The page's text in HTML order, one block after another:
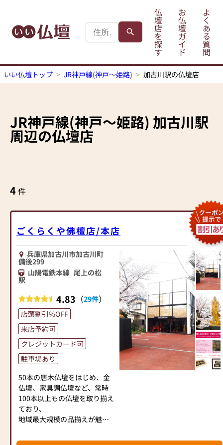
仏
壇
店
を
探
す
お
仏
壇
ガ
イ
ド
よ
く
あ
る
質
問
いい仏壇トップ JR神戸線(神戸～姫路) 加古川駅の仏壇店
JR神戸線(神戸～姫路) 加古川駅
周辺の仏壇店
4件
ごくらくや佛檀店/本店
兵庫県加古川市加古川町
備後299
山陽電鉄本線 尾上の松
駅
4.83 （29件）
店頭割引%OFF
来店予約可
クレジットカード可
駐車場あり
50本の唐木仏壇をはじめ、金
仏壇、家具調仏壇など、常時
100本以上もの仏壇を取り揃え
ており、
地域最大規模の品揃えが魅力